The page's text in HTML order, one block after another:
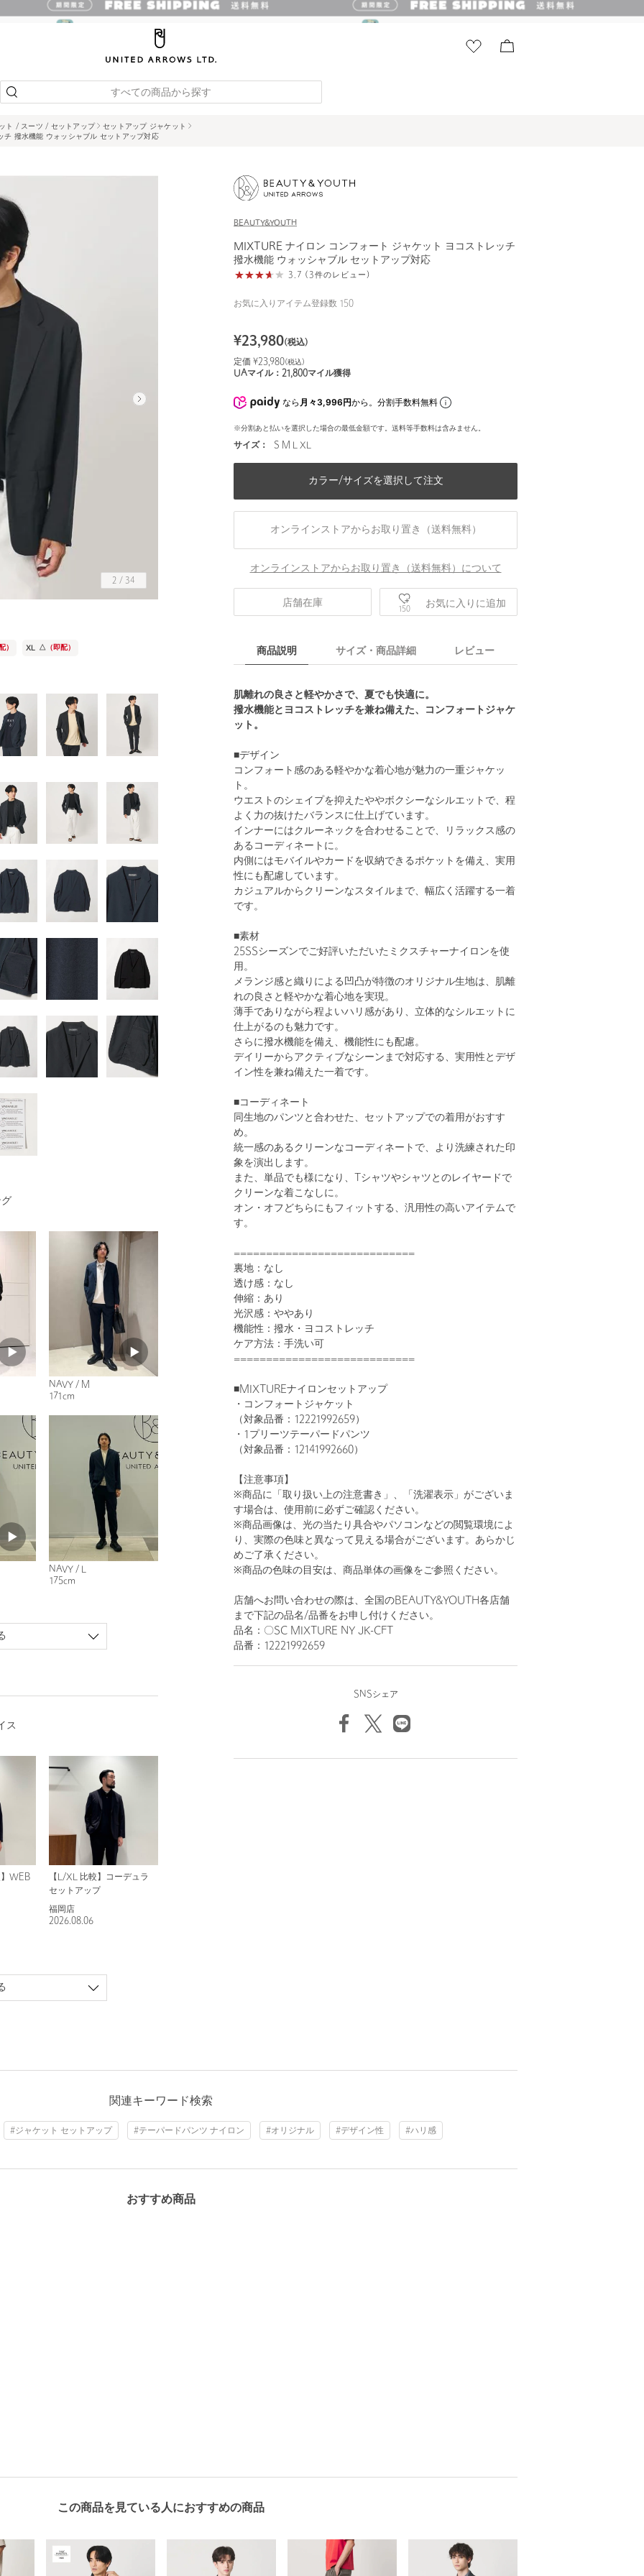
すべての商品から探す
ト / スーツ / セットアップ
セットアップ ジャケット
撥水機能 ウォッシャブル セットアップ対応
身長180 B89 W72 H88 身長180 B89 W72 H88
2 / 34
） XL △ （即配）
BEAUTY&YOUTH
MIXTURE ナイロン コンフォート ジャケット ヨコストレッチ
撥水機能 ウォッシャブル セットアップ対応
3.7 (3件のレビュー)
お気に入りアイテム登録数 150
¥23,980(税込)
定価 ¥23,980(税込)
UAマイル： 21,800マイル獲得
なら 月々3,996円から。分割手数料無料
※分割あと払いを選択した場合の最低金額です。送料等手数料は含みません。
サイズ： S M L XL
カラー/サイズを選択して注文
オンラインストアからお取り置き（送料無料）
オンラインストアからお取り置き（送料無料）について
店舗在庫
150 お気に入りに追加
商品説明 サイズ・商品詳細 レビュー
肌離れの良さと軽やかさで、夏でも快適に。
撥水機能とヨコストレッチを兼ね備えた、コンフォートジャケ
ット。
■デザイン
コンフォート感のある軽やかな着心地が魅力の一重ジャケッ
ト。
ウエストのシェイプを抑えたややボクシーなシルエットで、程
よく力の抜けたバランスに仕上げています。
インナーにはクルーネックを合わせることで、リラックス感の
あるコーディネートに。
内側にはモバイルやカードを収納できるポケットを備え、実用
性にも配慮しています。
カジュアルからクリーンなスタイルまで、幅広く活躍する一着
です。
■素材
25SSシーズンでご好評いただいたミクスチャーナイロンを使
用。
メランジ感と織りによる凹凸が特徴のオリジナル生地は、肌離
れの良さと軽やかな着心地を実現。
薄手でありながら程よいハリ感があり、立体的なシルエットに
仕上がるのも魅力です。
さらに撥水機能を備え、機能性にも配慮。
デイリーからアクティブなシーンまで対応する、実用性とデザ
イン性を兼ね備えた一着です。
■コーディネート
同生地のパンツと合わせた、セットアップでの着用がおすす
め。
統一感のあるクリーンなコーディネートで、より洗練された印
象を演出します。
また、単品でも様になり、Tシャツやシャツとのレイヤードで
クリーンな着こなしに。
オン・オフどちらにもフィットする、汎用性の高いアイテムで
す。
============================
裏地：なし
透け感：なし
伸縮：あり
光沢感：ややあり
機能性：撥水・ヨコストレッチ
ケア方法：手洗い可
============================
■MIXTUREナイロンセットアップ
・コンフォートジャケット
（対象品番：12221992659）
・1プリーツテーパードパンツ
（対象品番：12141992660）
【注意事項】
※商品に「取り扱い上の注意書き」、「洗濯表示」がございま
す場合は、使用前に必ずご確認ください。
※商品画像は、光の当たり具合やパソコンなどの閲覧環境によ
り、実際の色味と異なって見える場合がございます。あらかじ
めご了承ください。
※商品の色味の目安は、商品単体の画像をご参照ください。
店舗へお問い合わせの際は、全国のBEAUTY&YOUTH各店舗
まで下記の品名/品番をお申し付けください。
品名：〇SC MIXTURE NY JK-CFT
品番：12221992659
SNSシェア
NAVY / M
171cm
NAVY / L
175cm
ス
WEB
【L/XL 比較】コーデュラ
セットアップ
福岡店
2026.08.06
関連キーワード検索
#ジャケット セットアップ #テーパードパンツ ナイロン #オリジナル #デザイン性 #ハリ感
おすすめ商品
この商品を見ている人におすすめの商品
1